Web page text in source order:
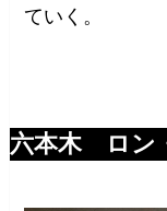
ていく。
六本木 ロン